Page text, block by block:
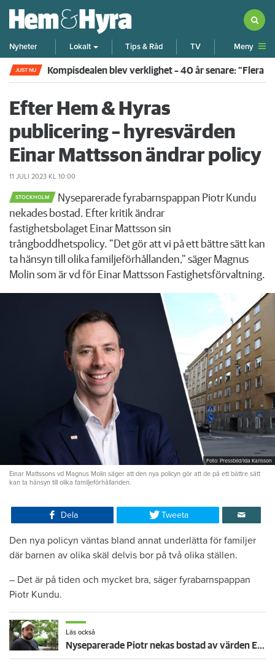
Nyheter Lokalt Tips & Råd TV Meny
JUST NU Kompisdealen blev verklighet – 40 år senare: "Flera
Efter Hem & Hyras
publicering – hyresvärden
Einar Mattsson ändrar policy
11 JULI 2023 KL 10:00
STOCKHOLM
Nyseparerade fyrabarnspappan Piotr Kundu
nekades bostad. Efter kritik ändrar
fastighetsbolaget Einar Mattsson sin
trångboddhetspolicy. "Det gör att vi på ett bättre sätt kan
ta hänsyn till olika familjeförhållanden," säger Magnus
Molin som är vd för Einar Mattsson Fastighetsförvaltning.
Foto: Pressbild/Ida Karlsson
Einar Mattssons vd Magnus Molin säger att den nya policyn gör att de på ett bättre sätt
kan ta hänsyn till olika familjeförhållanden.
Dela Tweeta
Den nya policyn väntas bland annat underlätta för familjer
där barnen av olika skäl delvis bor på två olika ställen.
– Det är på tiden och mycket bra, säger fyrabarnspappan
Piotr Kundu.
Läs också
Nyseparerade Piotr nekas bostad av värden Einar Mattsson – för att han har barn